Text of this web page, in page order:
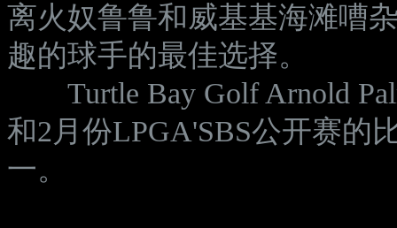
离火奴鲁鲁和威基基海滩嘈
趣的球手的最佳选择。
Turtle Bay Golf Arnold
和2月份LPGA'SBS公开赛的
一。